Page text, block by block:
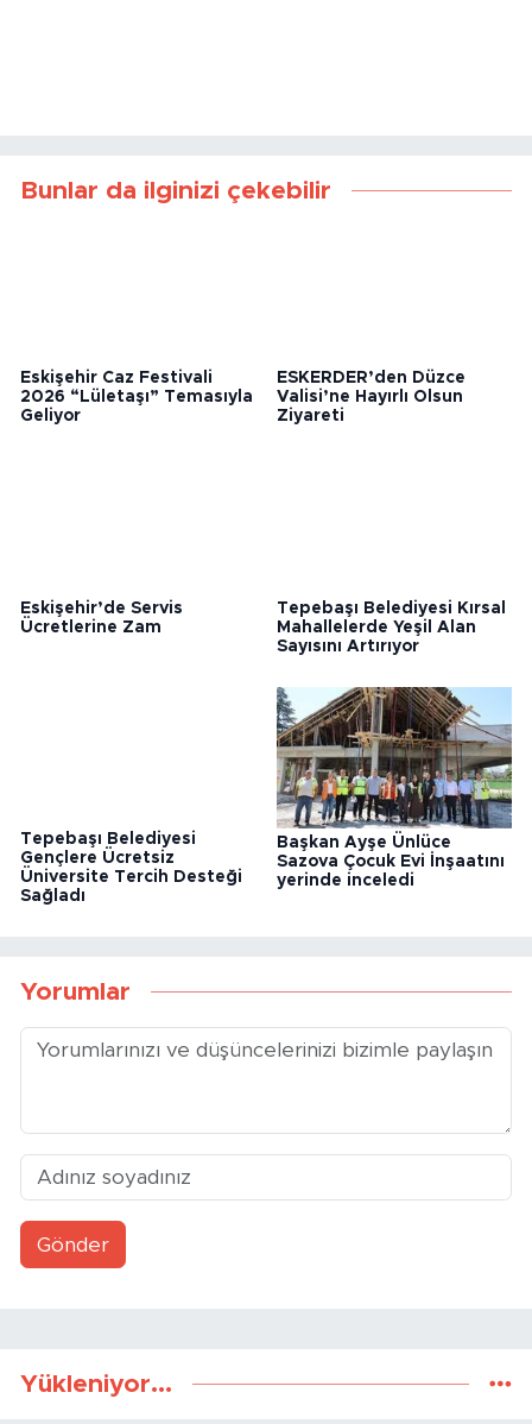
Bunlar da ilginizi çekebilir
Eskişehir Caz Festivali
2026 “Lületaşı” Temasıyla
Geliyor
ESKERDER’den Düzce
Valisi’ne Hayırlı Olsun
Ziyareti
Eskişehir’de Servis
Ücretlerine Zam
Tepebaşı Belediyesi Kırsal
Mahallelerde Yeşil Alan
Sayısını Artırıyor
Tepebaşı Belediyesi
Gençlere Ücretsiz
Üniversite Tercih Desteği
Sağladı
Başkan Ayşe Ünlüce
Sazova Çocuk Evi İnşaatını
yerinde inceledi
Yorumlar
Gönder
Yükleniyor...